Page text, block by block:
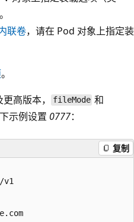
联卷，请在 Pod 对象上指定装
。
高版本，
fileMode 和
示例设置 0777：
复制